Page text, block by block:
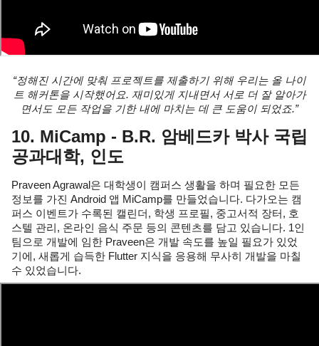
“정해진 시간에 맞춰 프로젝트를 제출하기 위해 우리는 올 나이
트 해커톤을 시작했어요. 재미있게 지내면서 서로 더 잘 알아가
면서도 모든 작업을 기한 내에 마치는 데 큰 도움이 되었죠.”
10. MiCamp - B.R. 암베드카 박사 국립
공과대학, 인도
Praveen Agrawal은 대학생이 캠퍼스 생활을 하며 필요한 모든
정보를 가진 Android 앱 MiCamp를 만들었습니다. 다가오는 캠
퍼스 이벤트가 수록된 캘린더, 학생 프로필, 중고서적 장터, 호
스텔 관리, 온라인 음식 주문 등의 콘텐츠를 담고 있습니다. 1인
팀으로 개발에 임한 Praveen은 개발 속도를 높일 필요가 있었
기에, 새롭게 습득한 Flutter 지식을 응용해 무사히 개발을 마칠
수 있었습니다.